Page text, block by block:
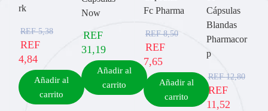
rk
REF5,38
REF
4,84
Añadir al
carrito
Now
REF
31,19
Añadir al
carrito
Fc Pharma
REF8,50
REF
7,65
Añadir al
carrito
Cápsulas
Blandas
Pharmacor
p
REF12,80
REF
11,52